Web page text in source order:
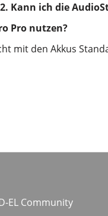
2. Kann ich die
Pro nutzen?
mit den Akkus
EL Community